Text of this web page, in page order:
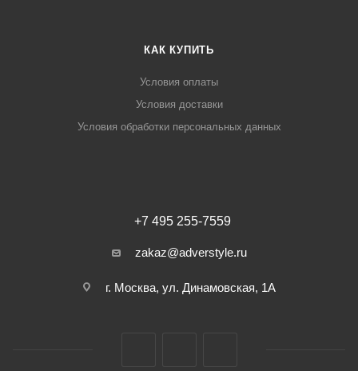
КАК КУПИТЬ
Условия оплаты
Условия доставки
Условия обработки персональных данных
+7 495 255-7559
zakaz@adverstyle.ru
г. Москва, ул. Динамовская, 1А